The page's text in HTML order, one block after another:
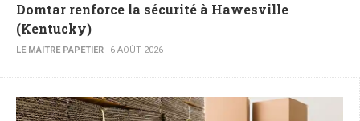
Domtar renforce la sécurité à Hawesville
(Kentucky)
LE MAITRE PAPETIER 6 AOÛT 2026